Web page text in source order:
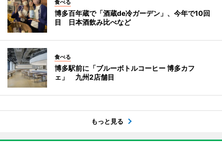
食べる
博多百年蔵で「酒蔵de冷ガーデン」、今年で10回
目 日本酒飲み比べなど
食べる
博多駅前に「ブルーボトルコーヒー 博多カフ
ェ」 九州2店舗目
もっと見る